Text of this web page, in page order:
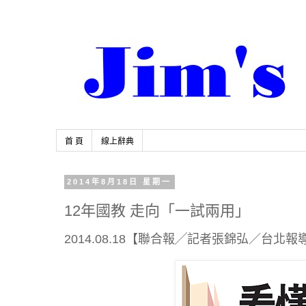
首 頁 線上辭典
2014年8月18日 星期一
12年國教 走向「一試兩用」
2014.08.18【聯合報╱記者張錦弘／台北報